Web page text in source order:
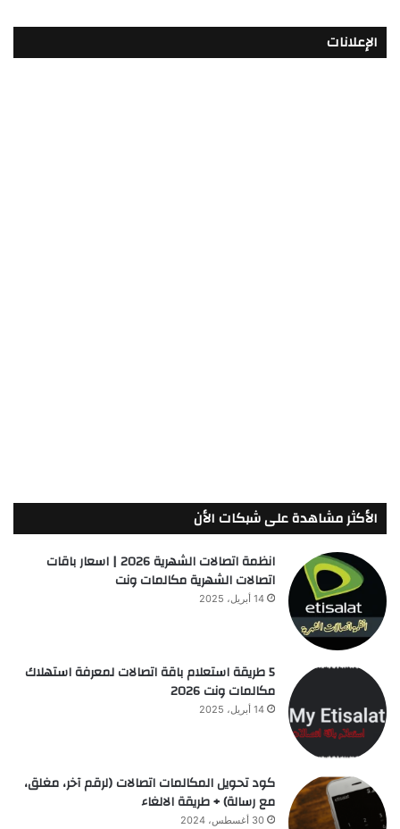
الإعلانات
الأكثر مشاهدة على شبكات الأن
انظمة اتصالات الشهرية 2026 | اسعار باقات
اتصالات الشهرية مكالمات ونت
14 أبريل، 2025
5 طريقة استعلام باقة اتصالات لمعرفة استهلاك
مكالمات ونت 2026
14 أبريل، 2025
كود تحويل المكالمات اتصالات (لرقم آخر، مغلق،
مع رسالة) + طريقة الالغاء
30 أغسطس، 2024